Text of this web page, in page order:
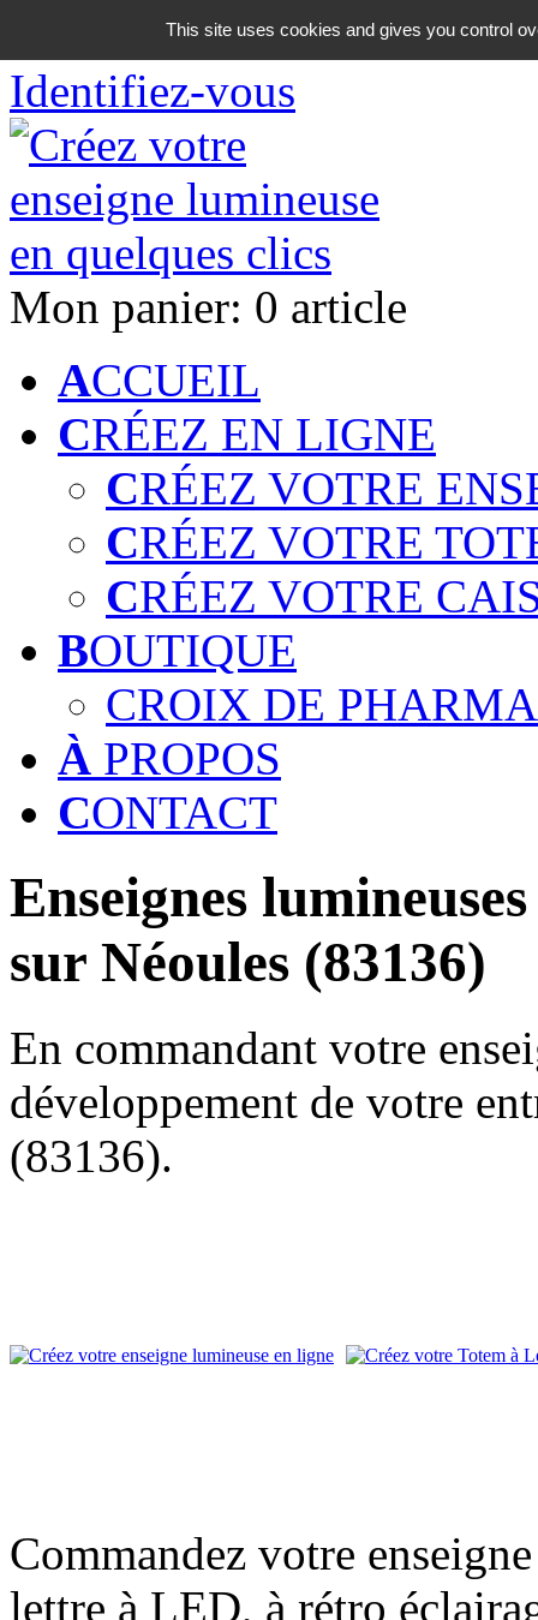
06 18 42 08 59
Identifiez-vous
Mon panier: 0 article
ACCUEIL
CRÉEZ EN LIGNE
CRÉEZ VOTRE
CRÉEZ VOTRE
CRÉEZ VOTRE
BOUTIQUE
CROIX DE
À PROPOS
CONTACT
Enseignes
sur Néoules (83136)
En commandant votre
développement de votre
(83136).
Commandez votre
lettre à LED, à rétro
This site uses cookies and gives you control